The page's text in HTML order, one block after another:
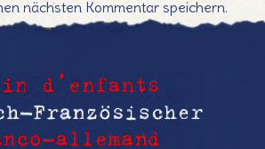
nächsten Kommentar speichern.